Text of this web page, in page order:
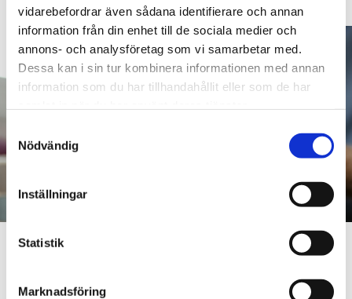
vidarebefordrar även sådana identifierare och annan
information från din enhet till de sociala medier och
annons- och analysföretag som vi samarbetar med.
Dessa kan i sin tur kombinera informationen med annan
information som du har tillhandahållit eller som de har
Nödvändig
Inställningar
Statistik
Marknadsföring